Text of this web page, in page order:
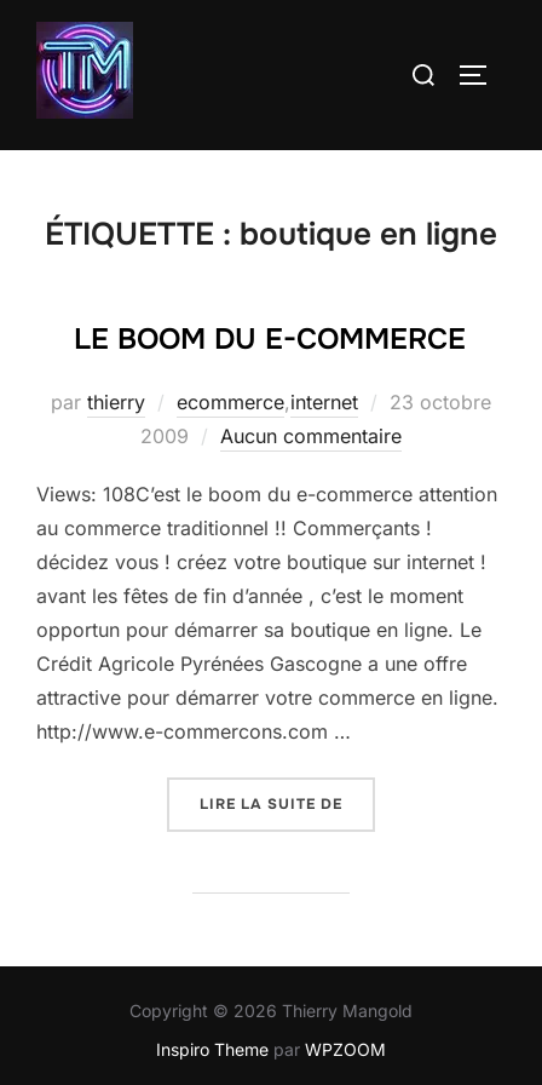
Aller
contenu
Rechercher :
ÉTIQUETTE : boutique en ligne
LE BOOM DU E-COMMERCE
par thierry ecommerce,internet
Publié
le
23 octobre
2009
Aucun commentaire
Views: 108C’est le boom du e-commerce attention
au commerce traditionnel !! Commerçants !
décidez vous ! créez votre boutique sur internet !
avant les fêtes de fin d’année , c’est le moment
opportun pour démarrer sa boutique en ligne. Le
Crédit Agricole Pyrénées Gascogne a une offre
attractive pour démarrer votre commerce en ligne.
http://www.e-commercons.com …
LIRE LA SUITE DE
Copyright © 2026 Thierry Mangold
Inspiro Theme par WPZOOM